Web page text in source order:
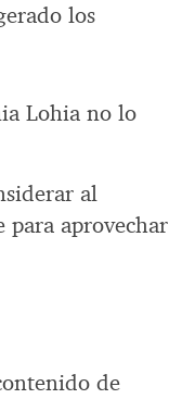
los
Lohia no lo
al
aprovechar
de